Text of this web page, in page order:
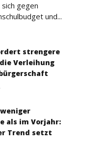
gegen
und...
strengere
Verleihung
als im Vorjahr:
Trend setzt